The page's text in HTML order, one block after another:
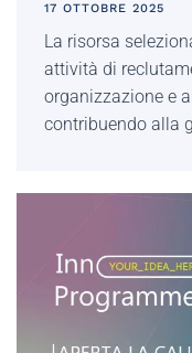
17 OTTOBRE 2025
La risorsa
attività di
organizzazione e
contribuendo alla